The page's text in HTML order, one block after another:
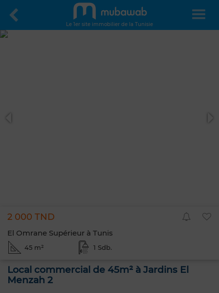
Le 1er site immobilier de la Tunisie
2 000 TND
El Omrane Supérieur à Tunis
45 m² 1 Sdb.
Local commercial de 45m² à Jardins El
Menzah 2